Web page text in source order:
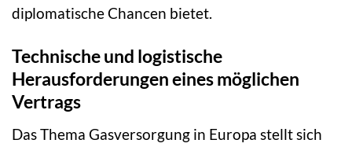
diplomatische Chancen bietet.
Technische und logistische
Herausforderungen eines möglichen
Vertrags
Das Thema Gasversorgung in Europa stellt sich